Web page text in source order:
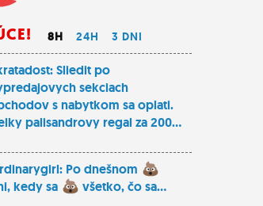
8H 24H 3 DNI
Sliedit po
sekciach
s nabytkom sa oplati.
palisandrovy regal za 200...
Po dnešnom
kedy sa
všetko, čo sa...